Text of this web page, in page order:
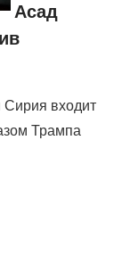
Асад
Сирия входит
Трампа